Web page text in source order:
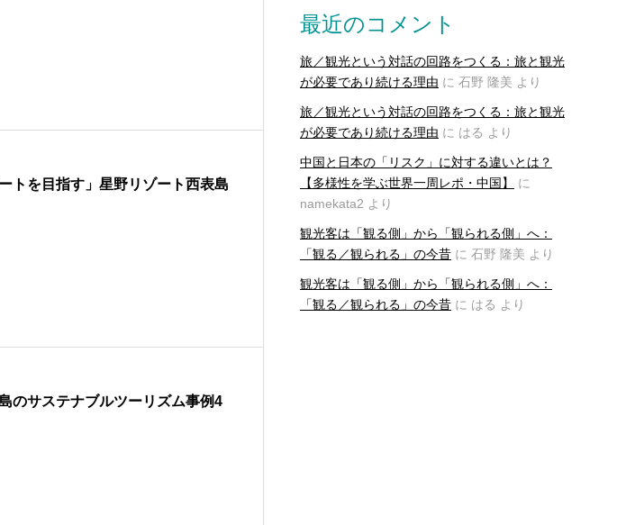
トを目指す」星野リゾート西表島
のサステナブルツーリズム事例4
最近のコメント
旅／観光という対話の回路をつくる：旅と観光
が必要であり続ける理由 に 石野 隆美 より
旅／観光という対話の回路をつくる：旅と観光
が必要であり続ける理由 に はる より
中国と日本の「リスク」に対する違いとは？
【多様性を学ぶ世界一周レポ・中国】
に
namekata2 より
観光客は「観る側」から「観られる側」へ：
「観る／観られる」の今昔 に 石野 隆美 より
観光客は「観る側」から「観られる側」へ：
「観る／観られる」の今昔 に はる より